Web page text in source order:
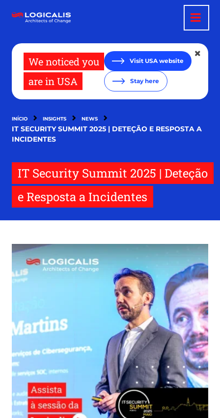
para
We noticed you
are in USA
Visit USA website
Stay here
INÍCIO INSIGHTS NEWS
IT SECURITY SUMMIT 2025 | DETEÇÃO E RESPOSTA A
INCIDENTES
IT Security Summit 2025 | Deteção
e Resposta a Incidentes